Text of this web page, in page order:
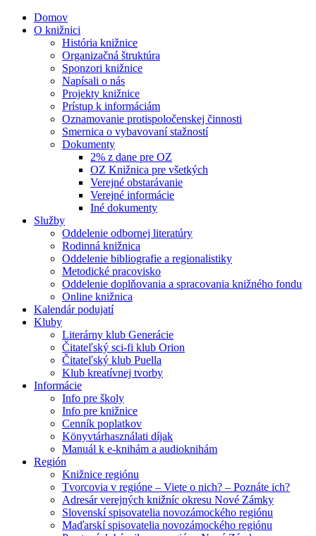
Domov
O knižnici
História knižnice
Organizačná štruktúra
Sponzori knižnice
Napísali o nás
Projekty knižnice
Prístup k informáciám
Oznamovanie protispoločenskej činnosti
Smernica o vybavovaní stažností
Dokumenty
2% z dane pre OZ
OZ Knižnica pre všetkých
Verejné obstarávanie
Verejné informácie
Iné dokumenty
Služby
Oddelenie odbornej literatúry
Rodinná knižnica
Oddelenie bibliografie a regionalistiky
Metodické pracovisko
Oddelenie doplňovania a spracovania knižného fondu
Online knižnica
Kalendár podujatí
Kluby
Literárny klub Generácie
Čitateľský sci-fi klub Orion
Čitateľský klub Puella
Klub kreatívnej tvorby
Informácie
Info pre školy
Info pre knižnice
Cenník poplatkov
Könyvtárhasználati díjak
Manuál k e-knihám a audioknihám
Región
Knižnice regiónu
Tvorcovia v regióne – Viete o nich? – Poznáte ich?
Adresár verejných knižníc okresu Nové Zámky
Slovenskí spisovatelia novozámockého regiónu
Maďarskí spisovatelia novozámockého regiónu